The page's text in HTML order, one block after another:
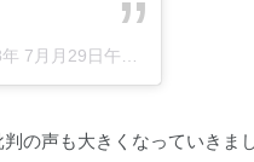
月月29日午前5時22分PDT
の声も大きくなっていきまし